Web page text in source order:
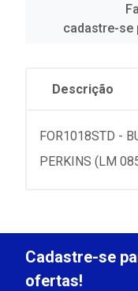
cadastre-se
Descrição
FOR1018STD -
PERKINS (LM
Cadastre-se
ofertas!